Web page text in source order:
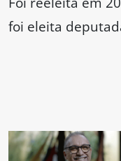
foi eleita